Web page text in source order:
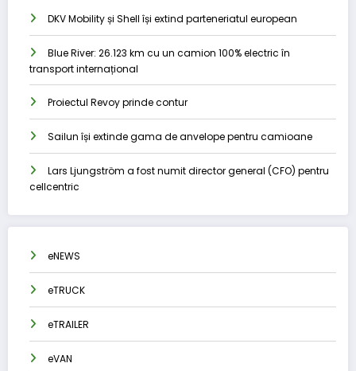
DKV Mobility și Shell își extind parteneriatul european
Blue River: 26.123 km cu un camion 100% electric în
transport internațional
Proiectul Revoy prinde contur
Sailun își extinde gama de anvelope pentru camioane
Lars Ljungström a fost numit director general (CFO) pentru
cellcentric
eNEWS
eTRUCK
eTRAILER
eVAN